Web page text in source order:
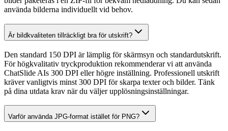
använda bilderna individuellt vid behov.
Är bildkvaliteten tillräckligt bra för utskrift?
Den standard 150 DPI är lämplig för skärmsyn och standardutskrift.
För högkvalitativ tryckproduktion rekommenderar vi att använda
ChatSlide AIs 300 DPI eller högre inställning. Professionell utskrift
kräver vanligtvis minst 300 DPI för skarpa texter och bilder. Tänk
på dina utdata krav när du väljer upplösningsinställningar.
Varför använda JPG-format istället för PNG?